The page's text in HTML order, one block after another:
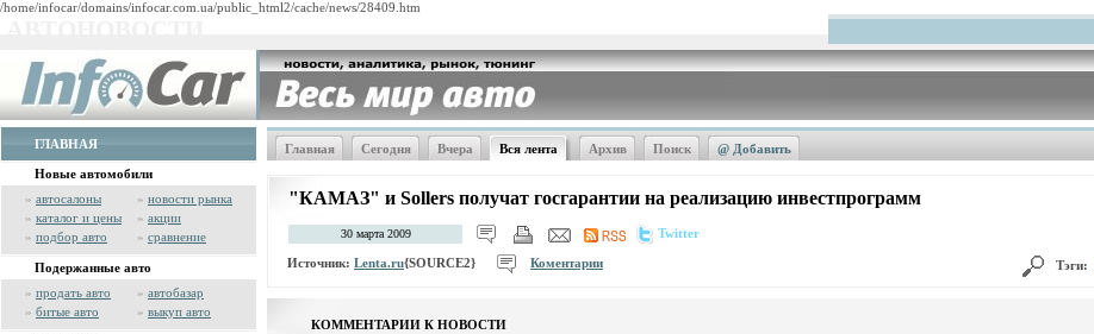
/home/infocar/domains/infocar.com.ua/public_html2/cache/news/28409.htm
ГЛАВНАЯ
Новые автомобили
» автосалоны » новости рынка
» каталог и цены » акции
» подбор авто » сравнение
Подержанные авто
» продать авто » автобазар
» битые авто » выкуп авто
Главная Сегодня Вчера Вся лента Архив Поиск @ Добавить
"КАМАЗ" и Sollers получат госгарантии на реализацию инвестпрограмм
30 марта 2009 Twitter
Источник: Lenta.ru{SOURCE2} Коментарии Тэги:
КОММЕНТАРИИ К НОВОСТИ